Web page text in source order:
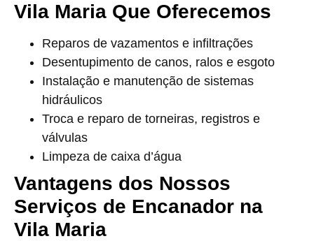
Vila Maria Que Oferecemos
Reparos de vazamentos e infiltrações
Desentupimento de canos, ralos e esgoto
Instalação e manutenção de sistemas
hidráulicos
Troca e reparo de torneiras, registros e
válvulas
Limpeza de caixa d’água
Vantagens dos Nossos
Serviços de Encanador na
Vila Maria